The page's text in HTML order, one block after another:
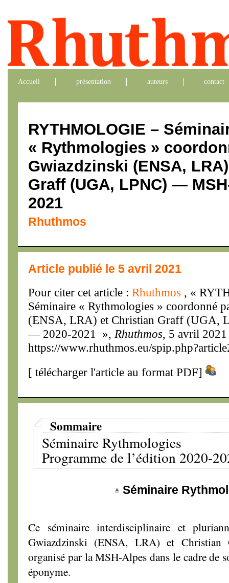
Accueil présentation auteurs contact
RYTHMOLOGIE –
« Rythmologies »
Gwiazdzinski (ENSA,
Graff (UGA, LPNC) —
2021
Rhuthmos
Article publié le 5 avril 2021
Pour citer cet article : Rhuthmos , «
Séminaire « Rythmologies » coordonné
(ENSA, LRA) et Christian Graff (UGA,
— 2020-2021 », Rhuthmos, 5 avril
https://www.rhuthmos.eu/
[ télécharger l'article au format PDF]
Sommaire
Séminaire Rythmologies
Programme de l’édition 2020-
Séminaire
Ce séminaire interdisciplinaire et
Gwiazdzinski (ENSA, LRA) et
organisé par la MSH-Alpes dans le cadre de
éponyme.